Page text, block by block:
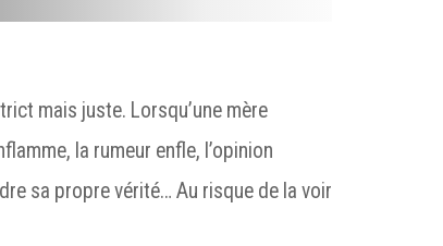
mais juste. Lorsqu’une mère
la rumeur enfle, l’opinion
sa propre vérité… Au risque de la voir